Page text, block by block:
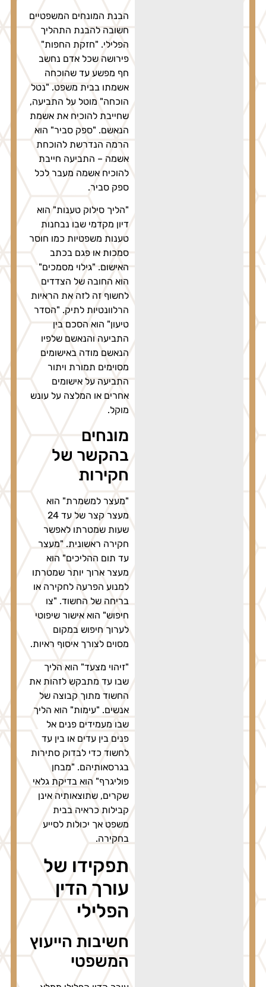
הבנת המונחים המשפטיים
חשובה להבנת התהליך
הפלילי. "חזקת החפות"
פירושה שכל אדם נחשב
חף מפשע עד שהוכחה
אשמתו בבית משפט. "נטל
הוכחה" מוטל על התביעה,
שחייבת להוכיח את אשמת
הנאשם. "ספק סביר" הוא
הרמה הנדרשת להוכחת
אשמה – התביעה חייבת
להוכיח אשמה מעבר לכל
ספק סביר.
"הליך סילוק טענות" הוא
דיון מקדמי שבו נבחנות
טענות משפטיות כמו חוסר
סמכות או פגם בכתב
האישום. "גילוי מסמכים"
הוא החובה של הצדדים
לחשוף זה לזה את הראיות
הרלוונטיות לתיק. "הסדר
טיעון" הוא הסכם בין
התביעה והנאשם שלפיו
הנאשם מודה באישומים
מסוימים תמורת ויתור
התביעה על אישומים
אחרים או המלצה על עונש
מוקל.
מונחים
בהקשר של
חקירות
"מעצר למשמרת" הוא
מעצר קצר של עד 24
שעות שמטרתו לאפשר
חקירה ראשונית. "מעצר
עד תום ההליכים" הוא
מעצר ארוך יותר שמטרתו
למנוע הפרעה לחקירה או
בריחה של החשוד. "צו
חיפוש" הוא אישור שיפוטי
לערוך חיפוש במקום
מסוים לצורך איסוף ראיות.
"זיהוי מצעד" הוא הליך
שבו עד מתבקש לזהות את
החשוד מתוך קבוצה של
אנשים. "עימות" הוא הליך
שבו מעמידים פנים אל
פנים בין עדים או בין עד
לחשוד כדי לבדוק סתירות
בגרסאותיהם. "מבחן
פוליגרף" הוא בדיקת גלאי
שקרים, שתוצאותיה אינן
קבילות כראיה בבית
משפט אך יכולות לסייע
בחקירה.
תפקידו של
עורך הדין
הפלילי
חשיבות הייעוץ
המשפטי